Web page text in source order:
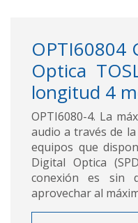
OPTI60804
Optica
longitud 4
OPTI6080-4. La
audio a través de
equipos que
Digital Optica
conexión es sin
aprovechar al